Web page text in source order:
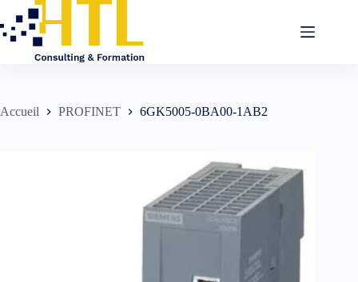
Accueil PROFINET 6GK5005-0BA00-1AB2